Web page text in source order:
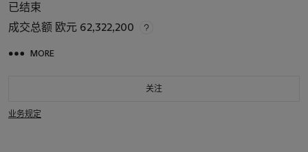
已结束
成交总额 欧元 62,322,200
MORE
关注
业务规定